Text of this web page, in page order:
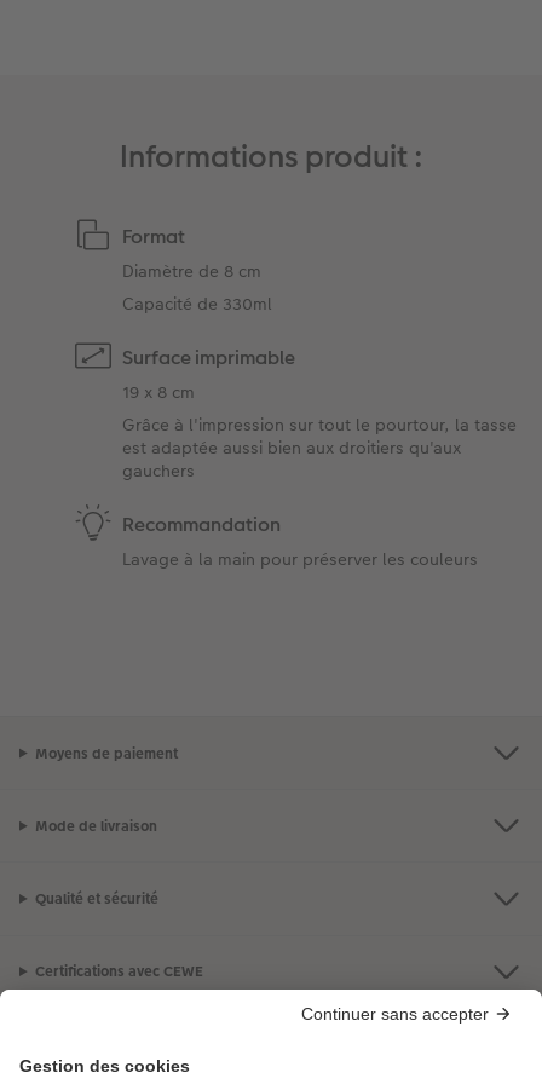
Informations produit :
Format
Diamètre de 8 cm ​
Capacité de 330ml
Surface imprimable
19 x 8 cm ​
Grâce à l'impression sur tout le pourtour, la tasse
est adaptée aussi bien aux droitiers qu'aux
gauchers
Recommandation
Lavage à la main pour préserver les couleurs
Moyens de paiement
Mode de livraison
Qualité et sécurité
Certifications avec CEWE